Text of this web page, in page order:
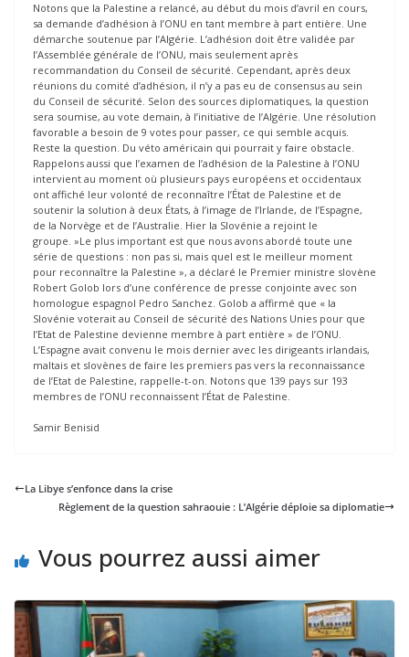
Notons que la Palestine a relancé, au début du mois d’avril en cours,
sa demande d’adhésion à l’ONU en tant membre à part entière. Une
démarche soutenue par l’Algérie. L’adhésion doit être validée par
l’Assemblée générale de l’ONU, mais seulement après
recommandation du Conseil de sécurité. Cependant, après deux
réunions du comité d’adhésion, il n’y a pas eu de consensus au sein
du Conseil de sécurité. Selon des sources diplomatiques, la question
sera soumise, au vote demain, à l’initiative de l’Algérie. Une résolution
favorable a besoin de 9 votes pour passer, ce qui semble acquis.
Reste la question. Du véto américain qui pourrait y faire obstacle.
Rappelons aussi que l’examen de l’adhésion de la Palestine à l’ONU
intervient au moment où plusieurs pays européens et occidentaux
ont affiché leur volonté de reconnaître l’État de Palestine et de
soutenir la solution à deux États, à l’image de l’Irlande, de l’Espagne,
de la Norvège et de l’Australie. Hier la Slovénie a rejoint le
groupe. »Le plus important est que nous avons abordé toute une
série de questions : non pas si, mais quel est le meilleur moment
pour reconnaître la Palestine », a déclaré le Premier ministre slovène
Robert Golob lors d’une conférence de presse conjointe avec son
homologue espagnol Pedro Sanchez. Golob a affirmé que « la
Slovénie voterait au Conseil de sécurité des Nations Unies pour que
l’Etat de Palestine devienne membre à part entière » de l’ONU.
L’Espagne avait convenu le mois dernier avec les dirigeants irlandais,
maltais et slovènes de faire les premiers pas vers la reconnaissance
de l’Etat de Palestine, rappelle-t-on. Notons que 139 pays sur 193
membres de l’ONU reconnaissent l’État de Palestine.
Samir Benisid
La Libye s’enfonce dans la crise
Règlement de la question sahraouie : L’Algérie déploie sa diplomatie
Vous pourrez aussi aimer